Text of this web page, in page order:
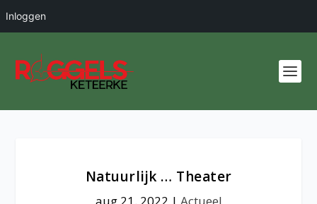
Inloggen
Natuurlijk … Theater